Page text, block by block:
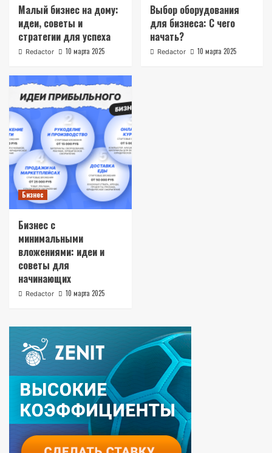
Малый бизнес на дому:
идеи‚ советы и
стратегии для успеха
Redactor 10 марта 2025
Выбор оборудования
для бизнеса: С чего
начать?
Redactor 10 марта 2025
Бизнес
Бизнес с
минимальными
вложениями: идеи и
советы для
начинающих
Redactor 10 марта 2025